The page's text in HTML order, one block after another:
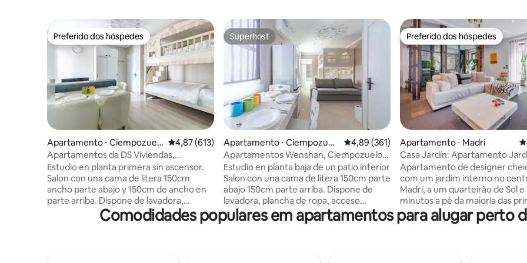
Preferido dos hóspedes
Preferido dos hóspedes
Apartamento ⋅ Ciempozuel
os
4,87 de uma avaliação média de 5, 613 avaliações
4,87 (613)
Apartamentos da DS Viviendas,
Ciempozuelos Estu...
Estudio en planta primera sin ascensor.
Salon con una cama de litera 150cm
ancho parte abajo y 150cm de ancho en
parte arriba. Dispone de lavadora,
plancha de ropa, acceso internet (wifi
600megas), calefacción, aire
Superhost
Superhost
Apartamento ⋅ Ciempozuel
os
4,89 de uma avaliação média de 5, 361
4,89 (361)
Apartamentos Wenshan, Ciempozuelos
Estúdio
Estudio en planta baja de un patio interior
Salon con una cama de litera 150cm parte
abajo 150cm parte arriba. Dispone de
lavadora, plancha de ropa, acceso
internet (wifi 600megas), calefacción,
aire acondicionado, televisión. La cocina
Preferido dos hóspedes
Preferido dos hóspedes
Apartamento ⋅ Madri
Casa Jardín: Apartamento
Junto ao Sol
Apartamento de designer
com um jardim interno no
Madri, a um quarteirão de Sol
minutos a pé da maioria das
atrações da cidade. Hospedando até 6
hóspedes em 3 quartos
Comodidades populares em apartamentos para alugar perto